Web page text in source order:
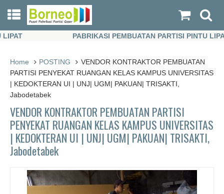
PABRIKASI PEMBUATAN PARTISI PINTU LIPAT
Home
POSTING
VENDOR KONTRAKTOR PEMBUATAN
PARTISI PENYEKAT RUANGAN KELAS KAMPUS UNIVERSITAS
| KEDOKTERAN UI | UNJ| UGM| PAKUAN| TRISAKTI,
Jabodetabek
VENDOR KONTRAKTOR PEMBUATAN PARTISI
PENYEKAT RUANGAN KELAS KAMPUS UNIVERSITAS
| KEDOKTERAN UI | UNJ| UGM| PAKUAN| TRISAKTI,
Jabodetabek